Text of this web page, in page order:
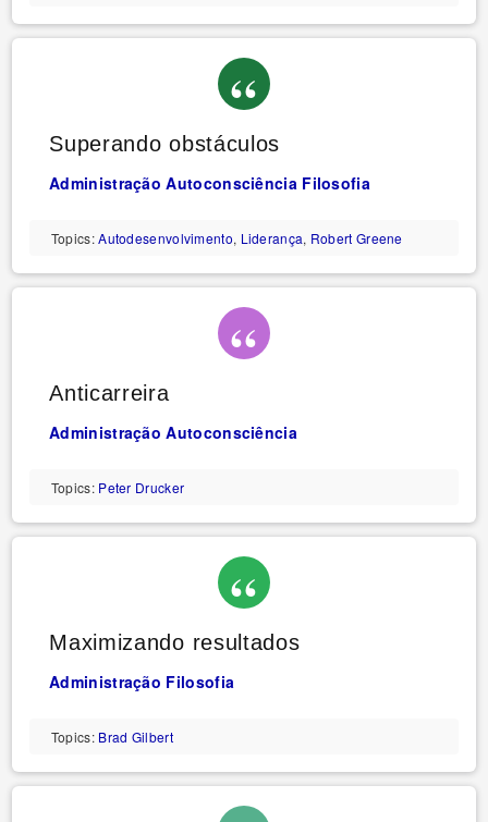
Superando obstáculos
Administração Autoconsciência Filosofia
Topics:Autodesenvolvimento, Liderança, Robert Greene
Anticarreira
Administração Autoconsciência
Topics: Peter Drucker
Maximizando resultados
Administração Filosofia
Topics: Brad Gilbert